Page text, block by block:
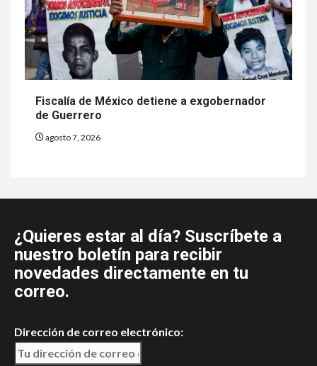
Fiscalía de México detiene a exgobernador
de Guerrero
agosto 7, 2026
¿Quieres estar al día? Suscríbete a
nuestro boletín para recibir
novedades directamente en tu
correo.
Dirección de correo electrónico: